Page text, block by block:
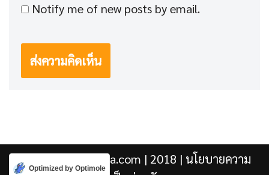
Notify me of new posts by email.
Kengji.co & Punjira.com | 2018 | นโยบายความ
Optimized by Optimole